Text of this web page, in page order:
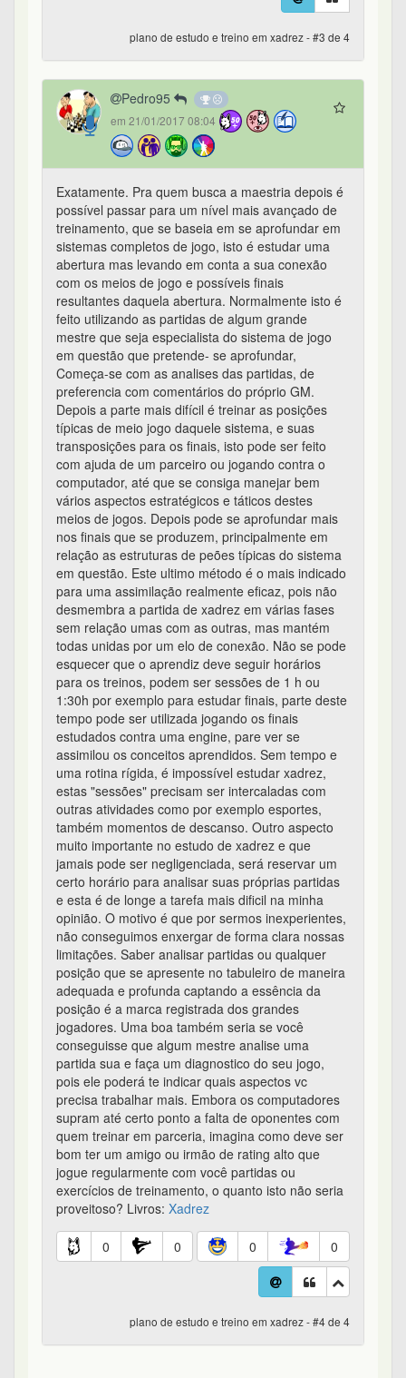
plano de estudo e treino em xadrez - #3 de 4
Pedro95
em 21/01/2017 08:04
Exatamente. Pra quem busca a maestria depois é
possível passar para um nível mais avançado de
treinamento, que se baseia em se aprofundar em
sistemas completos de jogo, isto é estudar uma
abertura mas levando em conta a sua conexão
com os meios de jogo e possíveis finais
resultantes daquela abertura. Normalmente isto é
feito utilizando as partidas de algum grande
mestre que seja especialista do sistema de jogo
em questão que pretende- se aprofundar,
Começa-se com as analises das partidas, de
preferencia com comentários do próprio GM.
Depois a parte mais difícil é treinar as posições
típicas de meio jogo daquele sistema, e suas
transposições para os finais, isto pode ser feito
com ajuda de um parceiro ou jogando contra o
computador, até que se consiga manejar bem
vários aspectos estratégicos e táticos destes
meios de jogos. Depois pode se aprofundar mais
nos finais que se produzem, principalmente em
relação as estruturas de peões típicas do sistema
em questão. Este ultimo método é o mais indicado
para uma assimilação realmente eficaz, pois não
desmembra a partida de xadrez em várias fases
sem relação umas com as outras, mas mantém
todas unidas por um elo de conexão. Não se pode
esquecer que o aprendiz deve seguir horários
para os treinos, podem ser sessões de 1 h ou
1:30h por exemplo para estudar finais, parte deste
tempo pode ser utilizada jogando os finais
estudados contra uma engine, pare ver se
assimilou os conceitos aprendidos. Sem tempo e
uma rotina rígida, é impossível estudar xadrez,
estas "sessões" precisam ser intercaladas com
outras atividades como por exemplo esportes,
também momentos de descanso. Outro aspecto
muito importante no estudo de xadrez e que
jamais pode ser negligenciada, será reservar um
certo horário para analisar suas próprias partidas
e esta é de longe a tarefa mais dificil na minha
opinião. O motivo é que por sermos inexperientes,
não conseguimos enxergar de forma clara nossas
limitações. Saber analisar partidas ou qualquer
posição que se apresente no tabuleiro de maneira
adequada e profunda captando a essência da
posição é a marca registrada dos grandes
jogadores. Uma boa também seria se você
conseguisse que algum mestre analise uma
partida sua e faça um diagnostico do seu jogo,
pois ele poderá te indicar quais aspectos vc
precisa trabalhar mais. Embora os computadores
supram até certo ponto a falta de oponentes com
quem treinar em parceria, imagina como deve ser
bom ter um amigo ou irmão de rating alto que
jogue regularmente com você partidas ou
exercícios de treinamento, o quanto isto não seria
proveitoso? Livros: Xadrez
0 0 0 0
plano de estudo e treino em xadrez - #4 de 4